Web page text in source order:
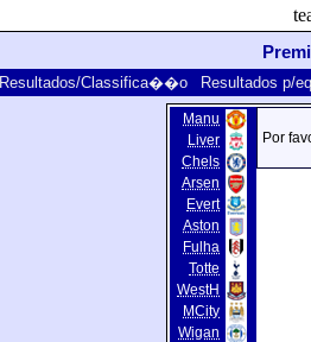
Resultados/Classifica��o Resultados p/
Manu
Liver
Chels
Arsen
Evert
Aston
Fulha
Totte
WestH
MCity
Wigan
Por